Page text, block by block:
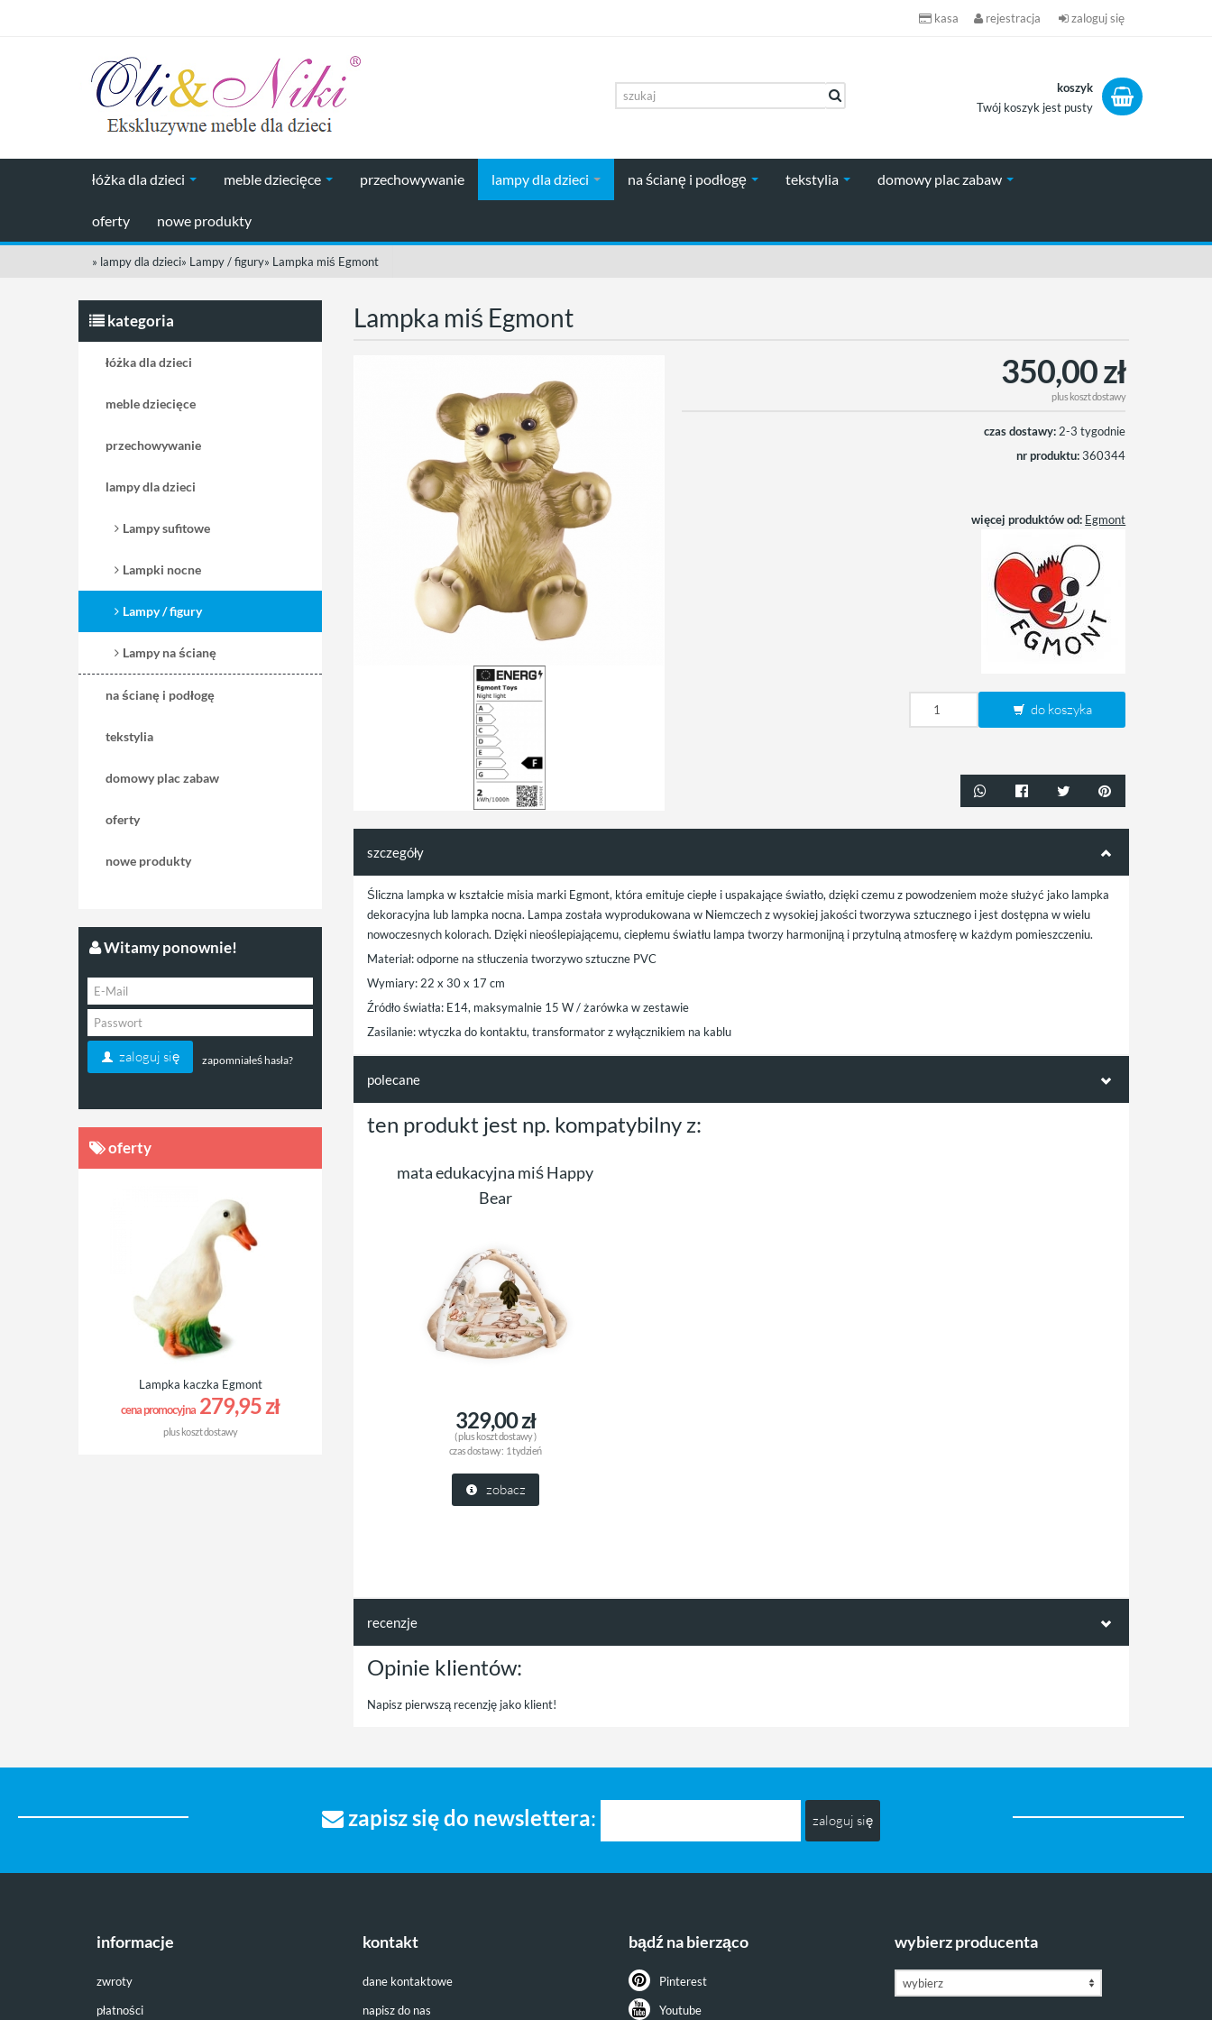
kasa rejestracja zaloguj się
koszyk
Twój koszyk jest pusty
łóżka dla dzieci meble dziecięce przechowywanie lampy dla dzieci na ścianę i podłogę tekstylia domowy plac zabaw
oferty nowe produkty
» lampy dla dzieci» Lampy / figury» Lampka miś Egmont
Lampka miś Egmont
350,00 zł
pluskoszt dostawy
czas dostawy: 2-3 tygodnie
nr produktu:360344
więcej produktów od: Egmont
do koszyka
szczegóły
Śliczna lampka w kształcie misia marki Egmont, która emituje ciepłe i uspakające światło, dzięki czemu z powodzeniem może służyć jako lampka
dekoracyjna lub lampka nocna. Lampa została wyprodukowana w Niemczech z wysokiej jakości tworzywa sztucznego i jest dostępna w wielu
nowoczesnych kolorach. Dzięki nieoślepiającemu, ciepłemu światłu lampa tworzy harmonijną i przytulną atmosferę w każdym pomieszczeniu.
Materiał: odporne na stłuczenia tworzywo sztuczne PVC
Wymiary: 22 x 30 x 17 cm
Źródło światła: E14, maksymalnie 15 W / żarówka w zestawie
Zasilanie: wtyczka do kontaktu, transformator z wyłącznikiem na kablu
polecane
ten produkt jest np. kompatybilny z:
mata edukacyjna miś Happy
Bear
329,00 zł
( plus koszt dostawy)
czas dostawy: 1 tydzień
zobacz
recenzje
Opinie klientów:
Napisz pierwszą recenzję jako klient!
kategoria
łóżka dla dzieci
meble dziecięce
przechowywanie
lampy dla dzieci
Lampy sufitowe
Lampki nocne
Lampy / figury
Lampy na ścianę
na ścianę i podłogę
tekstylia
domowy plac zabaw
oferty
nowe produkty
Witamy ponownie!
zaloguj się zapomniałeś hasła?
oferty
Lampka kaczka Egmont
cena promocyjna 279,95 zł
pluskoszt dostawy
zapisz się do newslettera: zaloguj się
informacje
zwroty
płatności
kontakt
dane kontaktowe
napisz do nas
bądź na bierząco
Pinterest
Youtube
wybierz producenta